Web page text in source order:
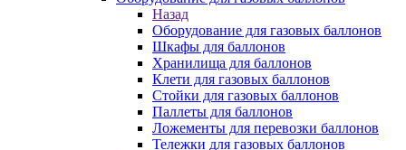
Назад
Оборудование для газовых баллонов
Шкафы для баллонов
Хранилища для баллонов
Клети для газовых баллонов
Стойки для газовых баллонов
Паллеты для баллонов
Ложементы для перевозки баллонов
Тележки для газовых баллонов